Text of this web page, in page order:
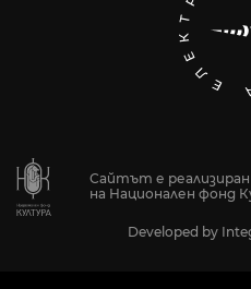
Сайтът е
на Национален фонд
Developed by